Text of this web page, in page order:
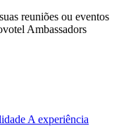
reuniões ou eventos
Ambassadors
A experiência